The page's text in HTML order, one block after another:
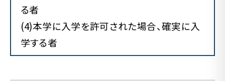
る者
(4)本学に入学を許可された場合、確実に入
学する者